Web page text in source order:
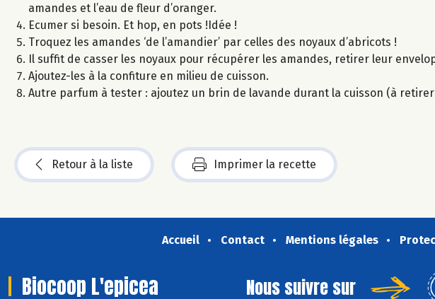
amandes et l’eau de fleur d’oranger.
Ecumer si besoin. Et hop, en pots !Idée !
Troquez les amandes ‘de l’amandier’ par celles des noyaux d’abricots !
Il suffit de casser les noyaux pour récupérer les amandes, retirer leur
Ajoutez-les à la confiture en milieu de cuisson.
Autre parfum à tester : ajoutez un brin de lavande durant la cuisson (à
Retour à la liste Imprimer la recette
Accueil Contact Mentions légales
Biocoop L'epicea Nous suivre sur